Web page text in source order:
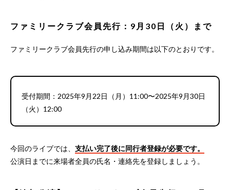
ファミリークラブ会員先行：9月30日（火）まで
ファミリークラブ会員先行の申し込み期間は以下のとおりです。
受付期間：2025年9月22日（月）11:00〜2025年9月30日
（火）12:00
今回のライブでは、 支払い完了後に同行者登録が必要です。
公演日までに来場者全員の氏名・連絡先を登録しましょう。